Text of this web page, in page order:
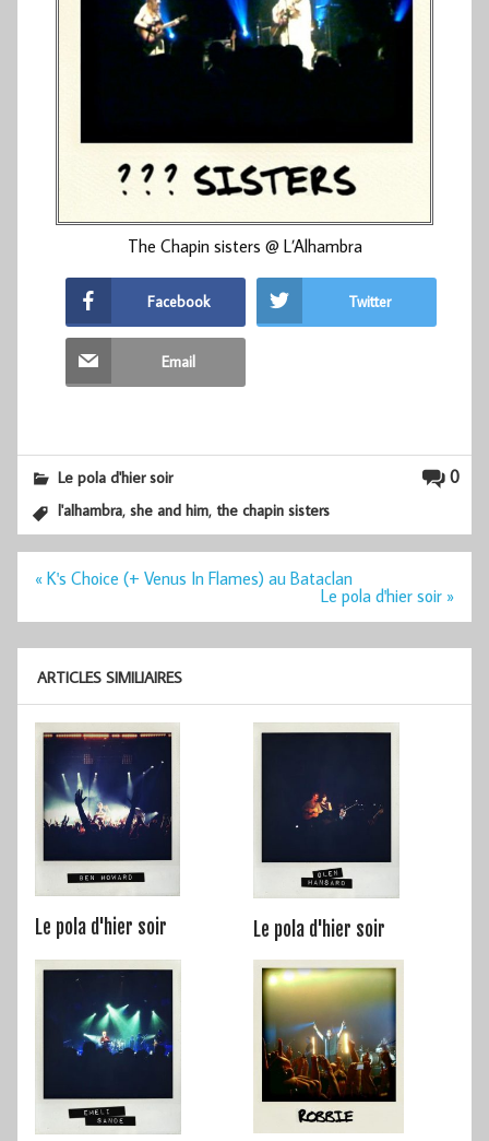
The Chapin sisters @ L’Alhambra
Facebook Twitter
Email
0
Le pola d'hier soir
l'alhambra,she and him,the chapin sisters
Navigation
« K's Choice (+ Venus In Flames) au Bataclan
Le pola d'hier soir »
ARTICLES SIMILIAIRES
Le pola d'hier soir Le pola d'hier soir